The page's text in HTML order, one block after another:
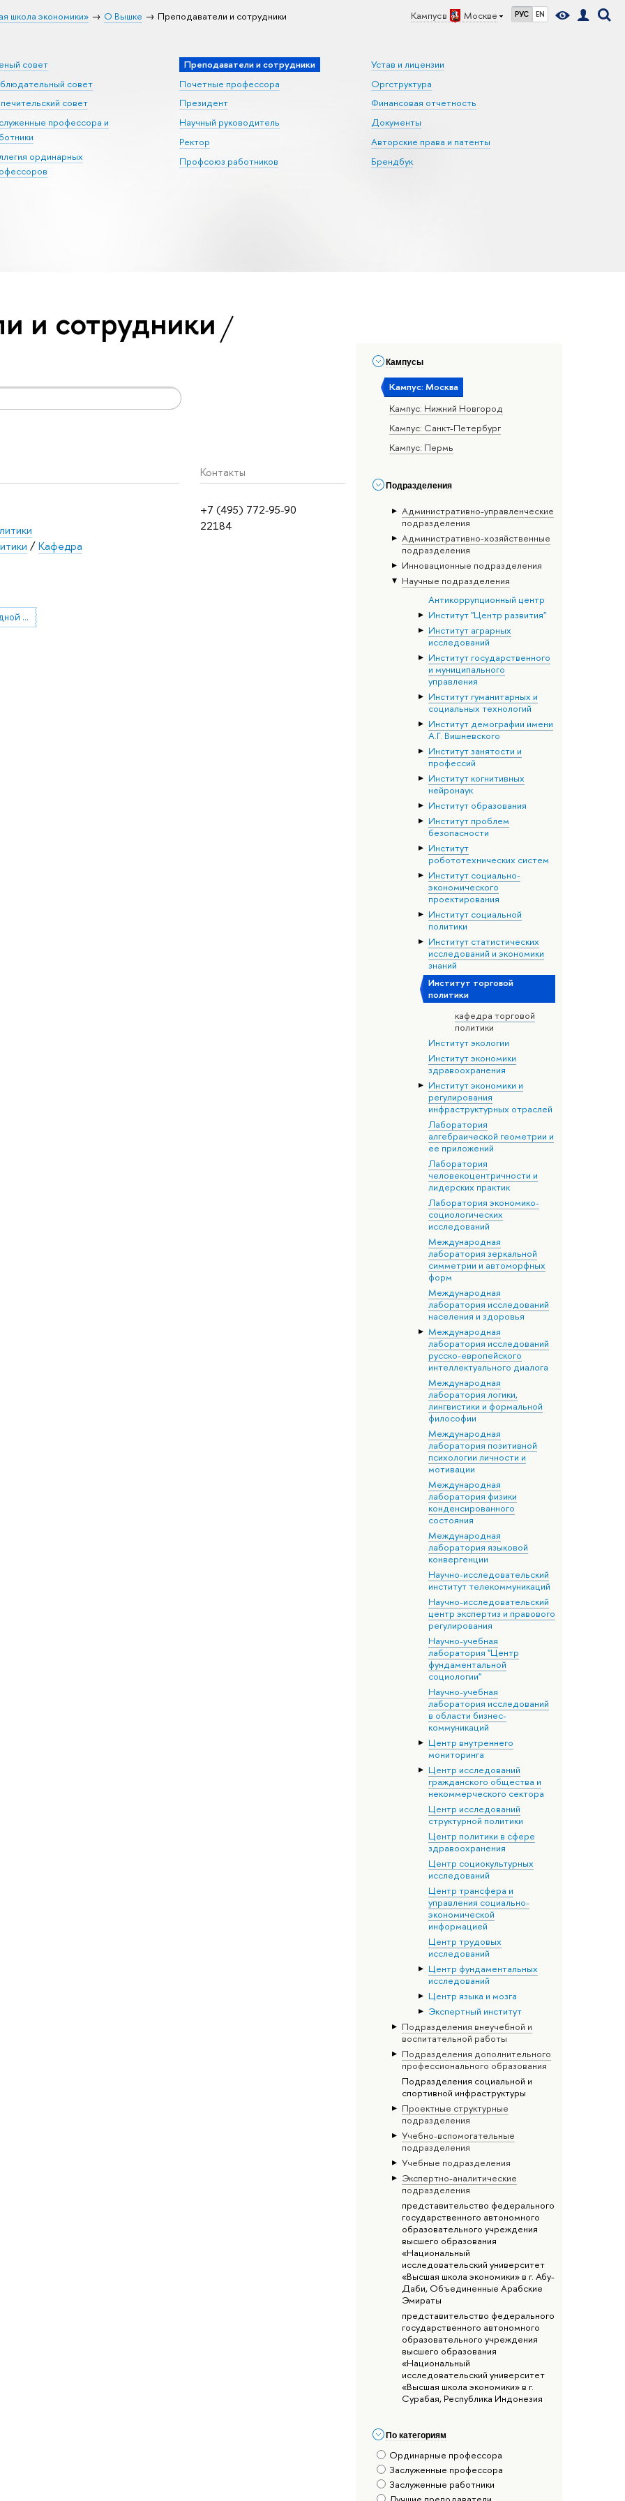
Кампус в Москве РУС EN
школа экономики» О Вышке Преподаватели и сотрудники
совет
совет
совет
профессора и
ординарных
Преподаватели и сотрудники
Почетные профессора
Президент
Научный руководитель
Ректор
Профсоюз работников
Устав и лицензии
Оргструктура
Финансовая отчетность
Документы
Авторские права и патенты
Брендбук
Кампусы
Кампус: Москва
Кампус: Нижний Новгород
Кампус: Санкт-Петербург
Кампус: Пермь
Подразделения
Административно-управленческие
подразделения
Административно-хозяйственные
подразделения
Инновационные подразделения
Научные подразделения
Антикоррупционный центр
Институт "Центр развития"
Институт аграрных
исследований
Институт государственного
и муниципального
управления
Институт гуманитарных и
социальных технологий
Институт демографии имени
А.Г. Вишневского
Институт занятости и
профессий
Институт когнитивных
нейронаук
Институт образования
Институт проблем
безопасности
Институт
робототехнических систем
Институт социально-
экономического
проектирования
Институт социальной
политики
Институт статистических
исследований и экономики
знаний
Институт торговой
политики
кафедра торговой
политики
Институт экологии
Институт экономики
здравоохранения
Институт экономики и
регулирования
инфраструктурных отраслей
Лаборатория
алгебраической геометрии и
ее приложений
Лаборатория
человекоцентричности и
лидерских практик
Лаборатория экономико-
социологических
исследований
Международная
лаборатория зеркальной
симметрии и автоморфных
форм
Международная
лаборатория исследований
населения и здоровья
Международная
лаборатория исследований
русско-европейского
интеллектуального диалога
Международная
лаборатория логики,
лингвистики и формальной
философии
Международная
лаборатория позитивной
психологии личности и
мотивации
Международная
лаборатория физики
конденсированного
состояния
Международная
лаборатория языковой
конвергенции
Научно-исследовательский
институт телекоммуникаций
Научно-исследовательский
центр экспертиз и правового
регулирования
Научно-учебная
лаборатория "Центр
фундаментальной
социологии"
Научно-учебная
лаборатория исследований
в области бизнес-
коммуникаций
Центр внутреннего
мониторинга
Центр исследований
гражданского общества и
некоммерческого сектора
Центр исследований
структурной политики
Центр политики в сфере
здравоохранения
Центр социокультурных
исследований
Центр трансфера и
управления социально-
экономической
информацией
Центр трудовых
исследований
Центр фундаментальных
исследований
Центр языка и мозга
Экспертный институт
Подразделения внеучебной и
воспитательной работы
Подразделения дополнительного
профессионального образования
Подразделения социальной и
спортивной инфраструктуры
Проектные структурные
подразделения
Учебно-вспомогательные
подразделения
Учебные подразделения
Экспертно-аналитические
подразделения
представительство федерального
государственного автономного
образовательного учреждения
высшего образования
«Национальный
исследовательский университет
«Высшая школа экономики» в г. Абу-
Даби, Объединенные Арабские
Эмираты
представительство федерального
государственного автономного
образовательного учреждения
высшего образования
«Национальный
исследовательский университет
«Высшая школа экономики» в г.
Сурабая, Республика Индонезия
По категориям
Ординарные профессора
Заслуженные профессора
Заслуженные работники
и сотрудники
Контакты
+7 (495) 772-95-90
22184
/Кафедра
теория международной торговли